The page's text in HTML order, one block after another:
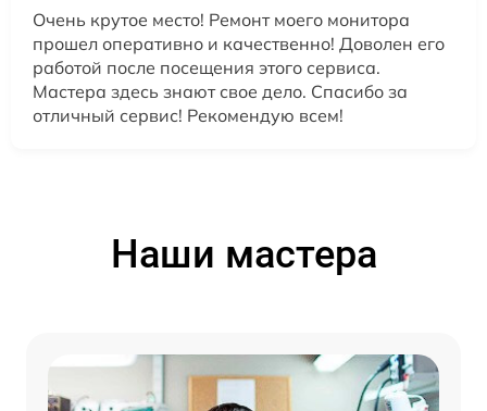
Очень крутое место! Ремонт моего монитора
прошел оперативно и качественно! Доволен его
работой после посещения этого сервиса.
Мастера здесь знают свое дело. Спасибо за
отличный сервис! Рекомендую всем!
Наши мастера